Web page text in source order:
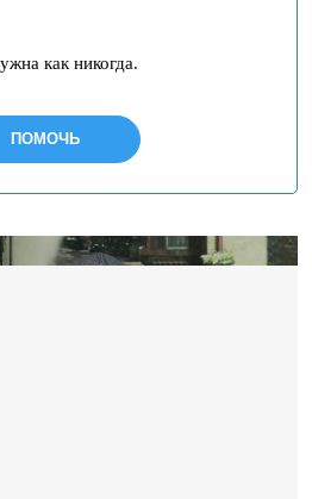
как никогда.
ПОМОЧЬ